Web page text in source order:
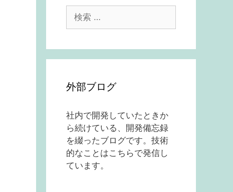
索:
外部ブログ
社内で開発していたときか
ら続けている、開発備忘録
を綴ったブログです。技術
的なことはこちらで発信し
ています。